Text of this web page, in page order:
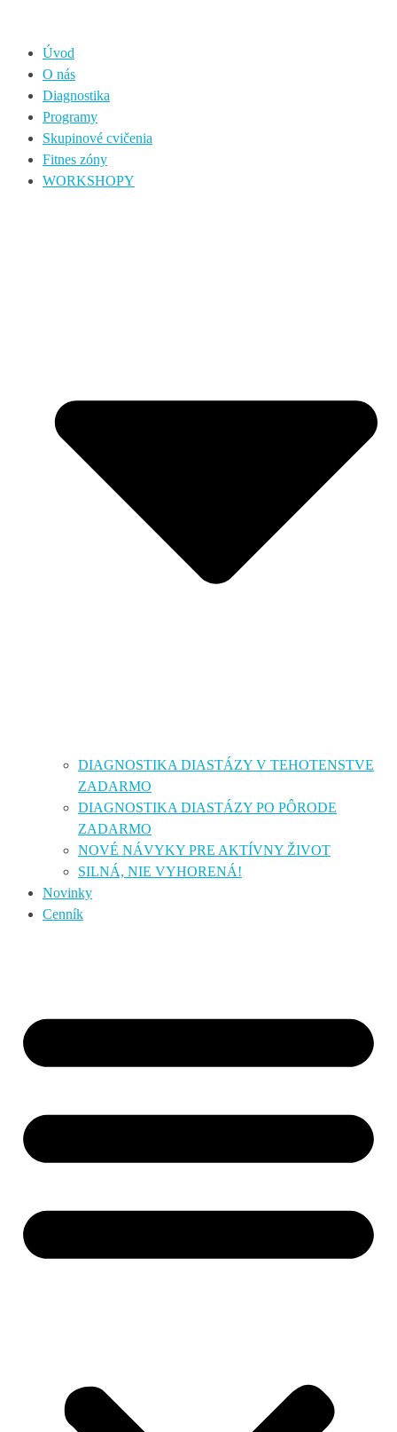
Úvod
O nás
Diagnostika
Programy
Skupinové cvičenia
Fitnes zóny
WORKSHOPY
DIAGNOSTIKA DIASTÁZY V TEHOTENSTVE
ZADARMO
DIAGNOSTIKA DIASTÁZY PO PÔRODE
ZADARMO
NOVÉ NÁVYKY PRE AKTÍVNY ŽIVOT
SILNÁ, NIE VYHORENÁ!
Novinky
Cenník